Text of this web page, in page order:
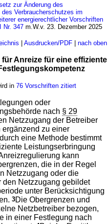
zur Änderung des
Verbraucherschutzes im
energierechtlicher Vorschriften
Nr. 347 m.W.v. 23. Dezember 2025
Ausdrucken/PDF| nach oben
Anreize für eine effiziente
in76 Vorschriften zitiert
oder
nach § 29
Netzzugang der Betreiber
zu einer
eine Methode bestimmt
Leistungserbringung
kann
die in der Regel
Netzzugang oder die
den Netzzugang gebildet
unter Berücksichtigung
3Die Obergrenzen und
Netzbetreiber bezogen,
in einer Festlegung nach